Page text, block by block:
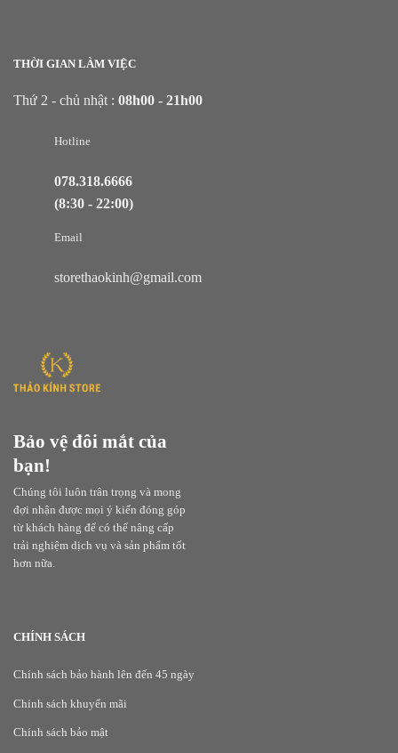
Bảo vệ đôi mắt của
bạn!
Chúng tôi luôn trân trọng và mong
đợi nhận được mọi ý kiến đóng góp
từ khách hàng để có thể nâng cấp
trải nghiệm dịch vụ và sản phẩm tốt
hơn nữa.
THỜI GIAN LÀM VIỆC
Thứ 2 - chủ nhật : 08h00 - 21h00
Hotline
078.318.6666
(8:30 - 22:00)
Email
storethaokinh@gmail.com
CHÍNH SÁCH
Chính sách bảo hành lên đến 45 ngày
Chính sách khuyến mãi
Chính sách bảo mật